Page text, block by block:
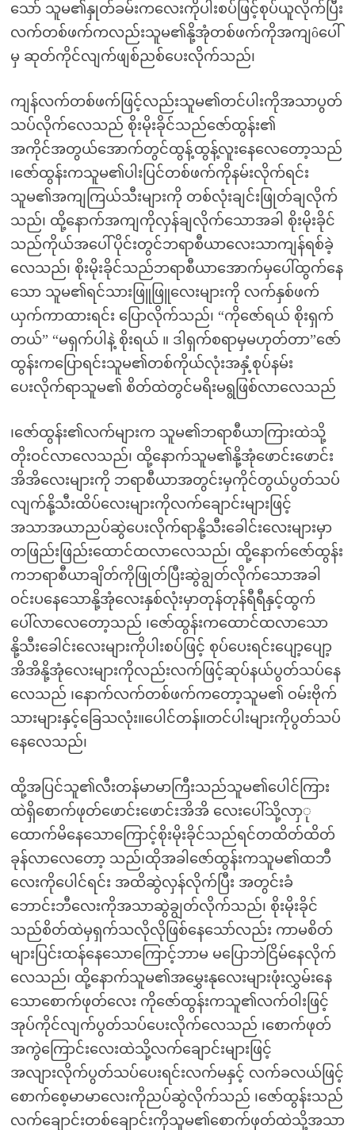
သော် သူမ၏နှုတ်ခမ်းကလေးကိုပါးစပ်ဖြင့်စုပ်ယူလိုက်ပြီး
လက်တစ်ဖက်ကလည်းသူမ၏နို့အုံတစ်ဖက်ကိုအကျôပေါ်
မှ ဆုတ်ကိုင်လျက်ဖျစ်ညစ်ပေးလိုက်သည်၊
ကျန်လက်တစ်ဖက်ဖြင့်လည်းသူမ၏တင်ပါးကိုအသာပွတ်
သပ်လိုက်လေသည် စိုးမိုးခိုင်သည်ဇော်ထွန်း၏
အကိုင်အတွယ်အောက်တွင်ထွန့်ထွန့်လူးနေလေတော့သည်
၊ဇော်ထွန်းကသူမ၏ပါးပြင်တစ်ဖက်ကိုနမ်းလိုက်ရင်း
သူမ၏အကျကြယ်သီးများကို တစ်လုံးချင်းဖြုတ်ချလိုက်
သည်၊ ထို့နောက်အကျကိုလှန်ချလိုက်သောအခါ စိုးမိုးခိုင်
သည်ကိုယ်အပေါ်ပိုင်းတွင်ဘရာစီယာလေးသာကျန်ရစ်ခဲ့
လေသည်၊ စိုးမိုးခိုင်သည်ဘရာစီယာအောက်မှပေါ်ထွက်နေ
သော သူမ၏ရင်သားဖြူဖြူလေးများကို လက်နှစ်ဖက်
ယှက်ကာထားရင်း ပြောလိုက်သည်၊ “ကိုဇော်ရယ် စိုးရှက်
တယ်” “မရှက်ပါနဲ့ စိုးရယ် ။ ဒါရှက်စရာမှမဟုတ်တာ”ဇော်
ထွန်းကပြောရင်းသူမ၏တစ်ကိုယ်လုံးအနှံ့စုပ်နမ်း
ပေးလိုက်ရာသူမ၏ စိတ်ထဲတွင်မရိးမရွဖြစ်လာလေသည်
၊ဇော်ထွန်း၏လက်များက သူမ၏ဘရာစီယာကြားထဲသို့
တိုးဝင်လာလေသည်၊ ထို့နောက်သူမ၏နို့အုံဖောင်းဖောင်း
အိအိလေးများကို ဘရာစီယာအတွင်းမှကိုင်တွယ်ပွတ်သပ်
လျက်နို့သီးထိပ်လေးများကိုလက်ချောင်းများဖြင့်
အသာအယာညပ်ဆွဲပေးလိုက်ရာနို့သီးခေါင်းလေးများမှာ
တဖြည်းဖြည်းထောင်ထလာလေသည်၊ ထို့နောက်ဇော်ထွန်း
ကဘရာစီယာချိတ်ကိုဖြုတ်ပြီးဆွဲချွတ်လိုက်သောအခါ
ဝင်းပနေသောနို့အုံလေးနှစ်လုံးမှာတုန်တုန်ရီရီနှင့်ထွက်
ပေါ်လာလေတော့သည် ၊ဇော်ထွန်းကထောင်ထလာသော
နို့သီးခေါင်းလေးများကိုပါးစပ်ဖြင့် စုပ်ပေးရင်းပျော့ပျော့
အိအိနို့အုံလေးများကိုလည်းလက်ဖြင့်ဆုပ်နယ်ပွတ်သပ်နေ
လေသည် ၊နောက်လက်တစ်ဖက်ကတော့သူမ၏ ဝမ်းဗိုက်
သားများနှင့်ခြေသလုံး။ပေါင်တန်။တင်ပါးများကိုပွတ်သပ်
နေလေသည်၊
ထို့အပြင်သူ၏လီးတန်မာမာကြီးသည်သူမ၏ပေါင်ကြား
ထဲရှိစောက်ဖုတ်ဖောင်းဖောင်းအိအိ လေးပေါ်သို့လာှု
ထောက်မိနေသောကြောင့်စိုးမိုးခိုင်သည်ရင်တထိတ်ထိတ်
ခုန်လာလေတော့ သည်၊ထိုအခါဇော်ထွန်းကသူမ၏ထဘီ
လေးကိုပေါင်ရင်း အထိဆွဲလှန်လိုက်ပြီး အတွင်းခံ
ဘောင်းဘီလေးကိုအသာဆွဲချွတ်လိုက်သည်၊ စိုးမိုးခိုင်
သည်စိတ်ထဲမှရှက်သလိုလိုဖြစ်နေသော်လည်း ကာမစိတ်
များပြင်းထန်နေသောကြောင့်ဘာမ မပြောဘဲငြိမ်နေလိုက်
လေသည်၊ ထို့နောက်သူမ၏အမွှေးနုလေးများဖုံးလွှမ်းနေ
သောစောက်ဖုတ်လေး ကိုဇော်ထွန်းကသူ၏လက်ဝါးဖြင့်
အုပ်ကိုင်လျက်ပွတ်သပ်ပေးလိုက်လေသည် ၊စောက်ဖုတ်
အကွဲကြောင်းလေးထဲသို့လက်ချောင်းများဖြင့်
အလျားလိုက်ပွတ်သပ်ပေးရင်းလက်မနှင့် လက်ခလယ်ဖြင့်
စောက်စေ့မာမာလေးကိုညပ်ဆွဲလိုက်သည် ၊ဇော်ထွန်းသည်
လက်ချောင်းတစ်ချောင်းကိုသူမ၏စောက်ဖုတ်ထဲသို့အသာ